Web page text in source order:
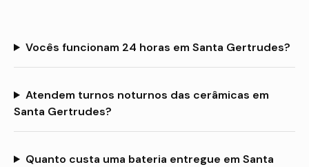
Vocês funcionam 24 horas em Santa Gertrudes?
Atendem turnos noturnos das cerâmicas em
Santa Gertrudes?
Quanto custa uma bateria entregue em Santa